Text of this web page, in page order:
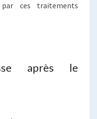
par ces traitements
après le